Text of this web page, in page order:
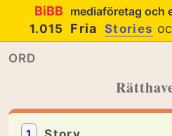
BiBB mediaföretag och
1.015
FriaStories
ORD